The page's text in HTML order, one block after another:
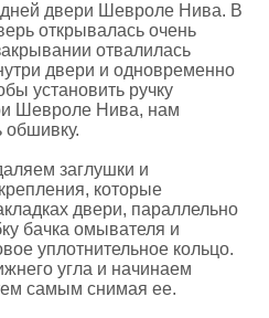
двери Шевроле Нива. В
открывалась очень
отвалилась
двери и одновременно
установить ручку
Шевроле Нива, нам
обшивку.
заглушки и
которые
двери, параллельно
бачка омывателя и
уплотнительное кольцо.
угла и начинаем
самым снимая ее.